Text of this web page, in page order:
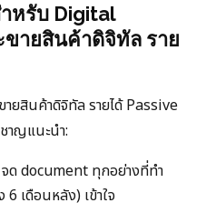
หรับ Digital
ายสินค้าดิจิทัล ราย
ยสินค้าดิจิทัล รายได้ Passive
าญแนะนำ:
ด document ทุกอย่างที่ทำ
เดือนหลัง) เข้าใจ